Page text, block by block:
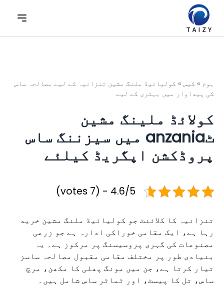
ہوم » کیس » کولیائیڈ ملنگ مشین تنزانیہ کے لیے مصالحہ ساس
کی پیداوار میں بہتری کے لیے
کولائڈ ملینگ مشین
ٹanzania میں سیزننگ ساس
پروڈکشن اپگریڈ کیلئے
4.6/5 - (7 votes)
تنزانیہ کا کلائنٹ جو کولیائیڈ ملنگ مشین خرید
رہا ہے، ایک مقامی خوراکی ادارہ ہے جو زرعی
مصنوعات کی گہری پروسیسنگ پر مرکوز ہے۔ یہ
بنیادی طور پر مختلف مقامی مقبول مصالحہ ساسز
تیار کرتا ہے، جن میں مونگ پھلی کا مکھن، مرچ
ساس، تل کا پیسٹ، اور ٹماٹر ساس شامل ہیں۔